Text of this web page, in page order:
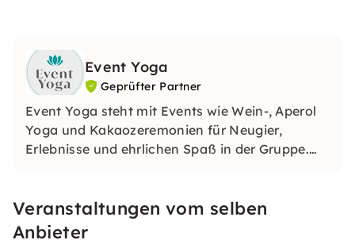
Event Yoga
Geprüfter Partner
Event Yoga steht mit Events wie Wein-, Aperol
Yoga und Kakaozeremonien für Neugier,
Erlebnisse und ehrlichen Spaß in der Gruppe.
Geburtstage, Städtetrips oder auch
Junggesellenabschiede (JGAs).
Veranstaltungen vom selben
Anbieter